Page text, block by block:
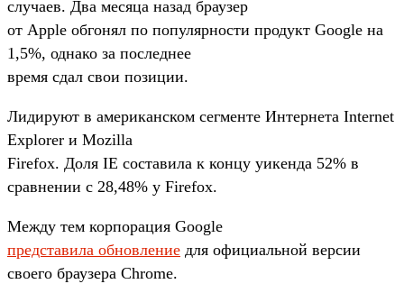
случаев. Два месяца назад браузер
от Apple обгонял по популярности продукт Google на
1,5%, однако за последнее
время сдал свои позиции.
Лидируют в американском сегменте Интернета Internet
Explorer и Mozilla
Firefox. Доля IE составила к концу уикенда 52% в
сравнении с 28,48% у Firefox.
Между тем корпорация Google
представила обновление для официальной версии
своего браузера Chrome.